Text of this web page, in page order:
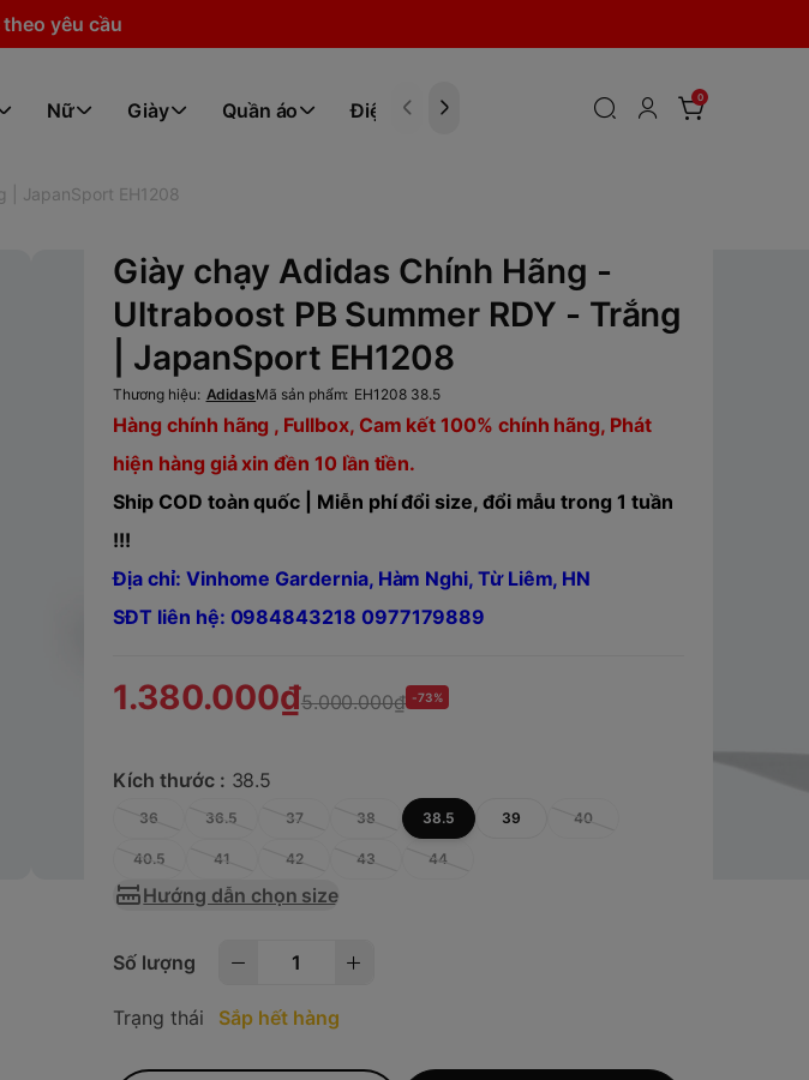
yêu cầu
Nữ Giày Quần áo Điện tử
0
| JapanSport EH1208
Giày chạy Adidas Chính Hãng -
Ultraboost PB Summer RDY - Trắng
| JapanSport EH1208
Thương hiệu: AdidasMã sản phẩm: EH1208 38.5
Hàng chính hãng , Fullbox, Cam kết 100% chính hãng, Phát
hiện hàng giả xin đền 10 lần tiền.
Ship COD toàn quốc | Miễn phí đổi size, đổi mẫu trong 1 tuần
!!!
Địa chỉ: Vinhome Gardernia, Hàm Nghi, Từ Liêm, HN
SĐT liên hệ: 0984843218 0977179889
1.380.000₫5.000.000₫ -73%
Kích thước : 38.5
36 36.5 37 38 38.5 39 40
40.5 41 42 43 44
Hướng dẫn chọn size
Số lượng
Trạng thái Sắp hết hàng